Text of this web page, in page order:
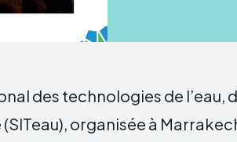
des technologies de l’eau,
organisée à